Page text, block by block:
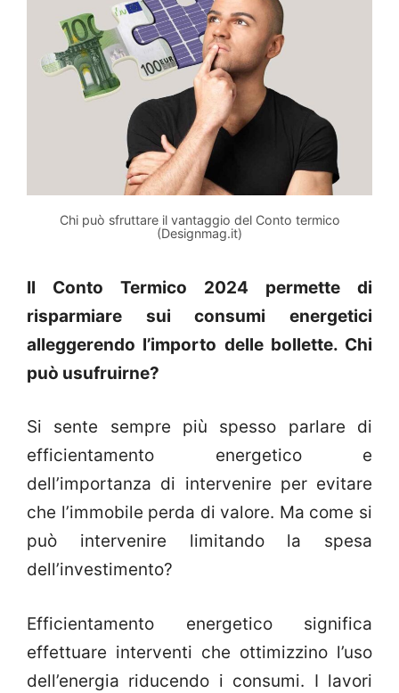
Chi può sfruttare il vantaggio del Conto termico
(Designmag.it)
Il Conto Termico 2024 permette di
risparmiare sui consumi energetici
alleggerendo l’importo delle bollette. Chi
può usufruirne?
Si sente sempre più spesso parlare di
efficientamento energetico e
dell’importanza di intervenire per evitare
che l’immobile perda di valore. Ma come si
può intervenire limitando la spesa
dell’investimento?
Efficientamento energetico significa
effettuare interventi che ottimizzino l’uso
dell’energia riducendo i consumi. I lavori